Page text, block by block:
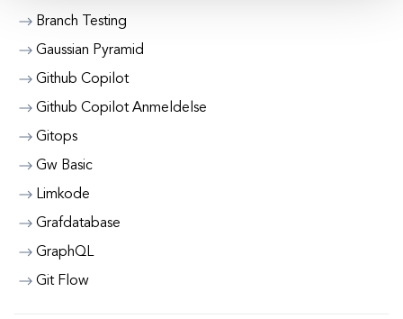
Branch Testing
Gaussian Pyramid
Github Copilot
Github Copilot Anmeldelse
Gitops
Gw Basic
Limkode
Grafdatabase
GraphQL
Git Flow